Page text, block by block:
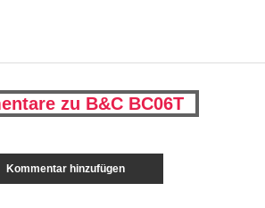
zu B&C BC06T
Kommentar hinzufügen